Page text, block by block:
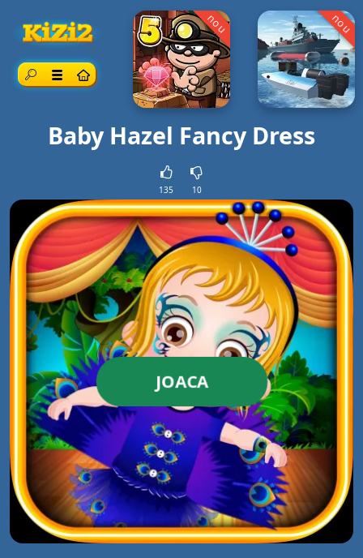
CăutareMeniul
nou nou
Baby Hazel Fancy Dress
135 10
JOACA